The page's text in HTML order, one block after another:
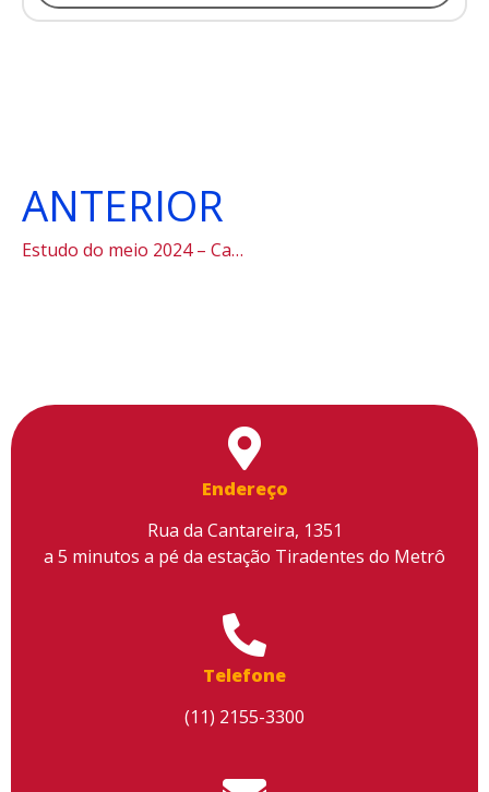
ANTERIOR
Estudo do meio 2024 – Cananéia
Endereço
Rua da Cantareira, 1351
a 5 minutos a pé da estação Tiradentes do Metrô
Telefone
(11) 2155-3300
segurança à sua navegação. Para saber mais, consulte nossa
Política de Privacidade
Aceitar cookies